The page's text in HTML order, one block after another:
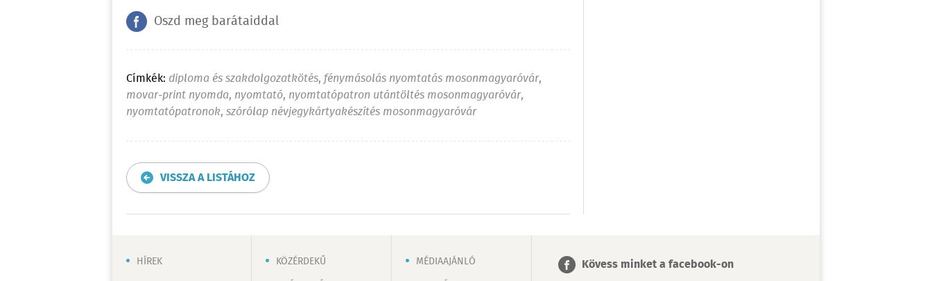
Oszd meg barátaiddal
Címkék: diploma és szakdolgozatkötés,fénymásolás nyomtatás mosonmagyaróvár,
movar-print nyomda, nyomtató, nyomtatópatron utántöltés mosonmagyaróvár,
nyomtatópatronok, szórólap névjegykártyakészítés mosonmagyaróvár
VISSZA A LISTÁHOZ
HÍREK
KÖZÉRDEKŰ
MÉDIAAJÁNLÓ
Kövess minket a facebook-on